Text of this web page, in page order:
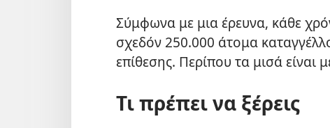
Σύμφωνα με μια έρευνα, κάθε
σχεδόν 250.000 άτομα
επίθεσης. Περίπου τα μισά είναι
Τι πρέπει να ξέρεις